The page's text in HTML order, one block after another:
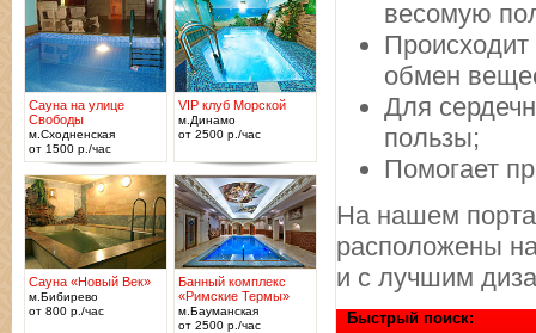
весомую
Происходит
обмен
Для
пользы;
Помогает
На нашем
расположены
и с лучшим
Быстрый поиск:
Сауна на улице
Свободы
м.Сходненская
от 1500 р./час
VIP клуб Морской
м.Динамо
от 2500 р./час
Сауна «Новый Век»
м.Бибирево
от 800 р./час
Банный комплекс
«Римские Термы»
м.Бауманская
от 2500 р./час